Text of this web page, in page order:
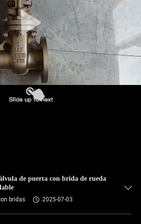
de puerta con brida de rueda
bridas 2025-07-03